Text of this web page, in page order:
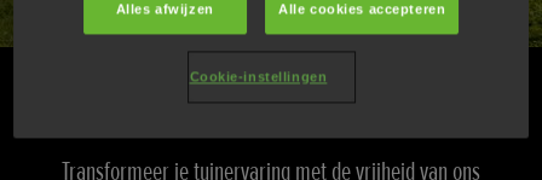
Ontdek het accu gamma van Honda
Transformeer je tuinervaring met de vrijheid van ons
Alles afwijzen Alle cookies accepteren
Cookie-instellingen